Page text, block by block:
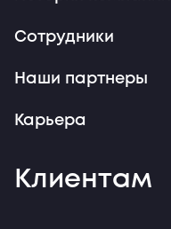
Сотрудники
Наши партнеры
Карьера
Клиентам